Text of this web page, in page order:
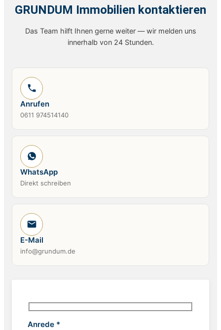
GRUNDUM Immobilien kontaktieren
Das Team hilft Ihnen gerne weiter — wir melden uns
innerhalb von 24 Stunden.
Anrufen
0611 974514140
WhatsApp
Direkt schreiben
E-Mail
info@grundum.de
Anrede *